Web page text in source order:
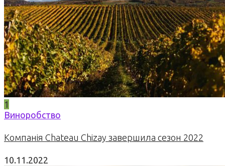
1
Виноробство
Компанія Chateau Chizay завершила сезон 2022
10.11.2022